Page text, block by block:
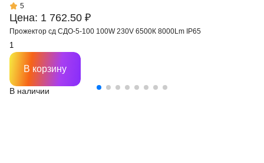
Цена: 1 762.50 ₽
5
Прожектор сд СДО-5-100 100W 230V 6500К 8000Lm IP65
В наличии
В корзину